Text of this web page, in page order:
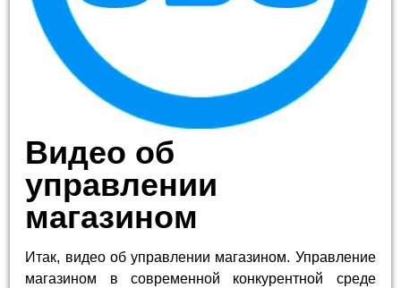
Видео об
управлении
магазином
Итак, видео об управлении магазином. Управление
магазином в современной конкурентной среде